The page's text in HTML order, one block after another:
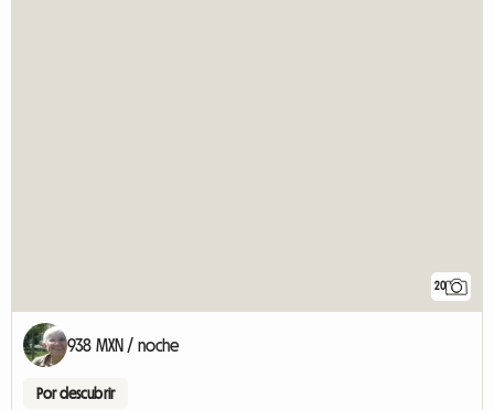
20
938 MXN / noche
Por descubrir